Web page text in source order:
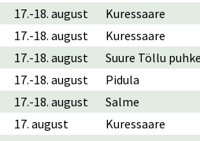
17.-18. august
Kuressaare
17.-18. august
Kuressaare
17.-18. august
Suure Töllu
17.-18. august
Pidula
17.-18. august
Salme
17. august
Kuressaare